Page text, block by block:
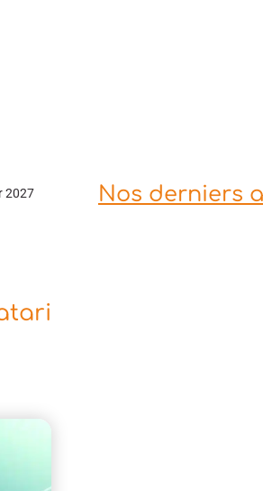
2027 Nos derniers